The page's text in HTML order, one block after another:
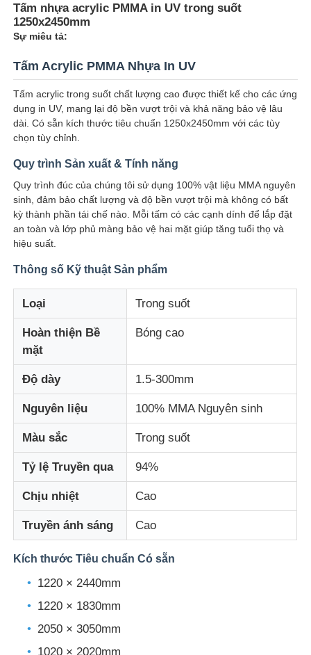
Về chúng tôi
Tham quan nhà máy
Kiểm soát chất lượng
Liên hệ chúng tôi
Tất cả các trường hợp
Blog
Yêu cầu báo giá
Tấm nhựa acrylic PMMA in UV trong suốt
1250x2450mm
Sự miêu tả:
Tấm Acrylic PMMA Nhựa In UV
Tấm acrylic trong suốt chất lượng cao được thiết kế cho các ứng
dụng in UV, mang lại độ bền vượt trội và khả năng bảo vệ lâu
dài. Có sẵn kích thước tiêu chuẩn 1250x2450mm với các tùy
chọn tùy chỉnh.
Quy trình Sản xuất & Tính năng
Quy trình đúc của chúng tôi sử dụng 100% vật liệu MMA nguyên
sinh, đảm bảo chất lượng và độ bền vượt trội mà không có bất
kỳ thành phần tái chế nào. Mỗi tấm có các cạnh dính để lắp đặt
an toàn và lớp phủ màng bảo vệ hai mặt giúp tăng tuổi thọ và
hiệu suất.
Thông số Kỹ thuật Sản phẩm
Loại Trong suốt
Hoàn thiện Bề
mặt
Bóng cao
Độ dày 1.5-300mm
Nguyên liệu 100% MMA Nguyên sinh
Màu sắc Trong suốt
Tỷ lệ Truyền qua 94%
Chịu nhiệt Cao
Truyền ánh sáng Cao
Kích thước Tiêu chuẩn Có sẵn
1220 × 2440mm
1220 × 1830mm
2050 × 3050mm
1020 × 2020mm